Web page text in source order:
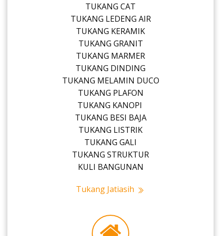
TUKANG CAT
TUKANG LEDENG AIR
TUKANG KERAMIK
TUKANG GRANIT
TUKANG MARMER
TUKANG DINDING
TUKANG MELAMIN DUCO
TUKANG PLAFON
TUKANG KANOPI
TUKANG BESI BAJA
TUKANG LISTRIK
TUKANG GALI
TUKANG STRUKTUR
KULI BANGUNAN
Tukang Jatiasih